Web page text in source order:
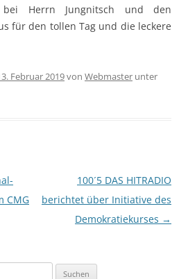
Herrn Jungnitsch und den
für den tollen Tag und die leckere
Februar 2019von Webmaster unter
CMG
100´5 DAS HITRADIO
berichtet über Initiative des
Demokratiekurses →